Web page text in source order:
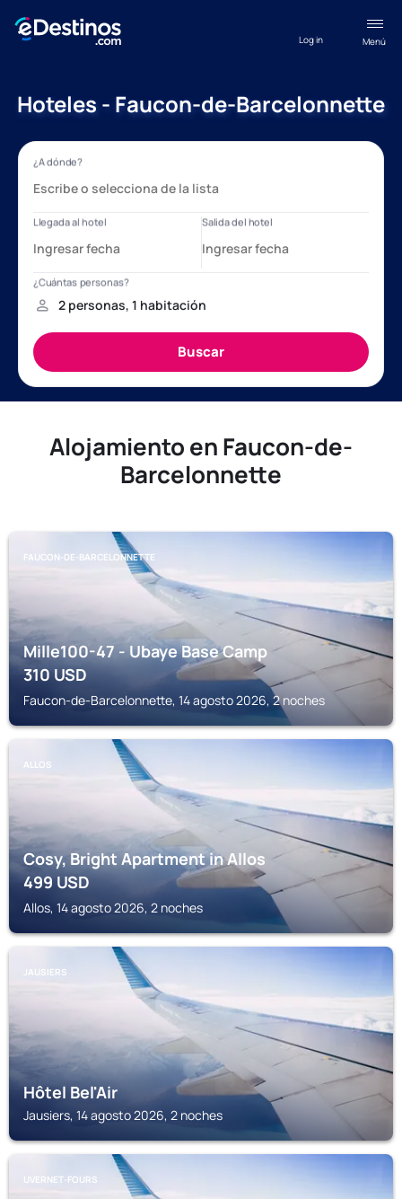
Menú
Log in
Hoteles - Faucon-de-Barcelonnette
Alojamiento en Faucon-de-
Barcelonnette
FAUCON-DE-BARCELONNETTE
Mille100-47 - Ubaye Base Camp
310USD
Faucon-de-Barcelonnette, 14 agosto 2026, 2 noches
ALLOS
Cosy, Bright Apartment in Allos
499USD
Allos, 14 agosto 2026, 2 noches
JAUSIERS
Hôtel Bel'Air
Jausiers, 14 agosto 2026, 2 noches
UVERNET-FOURS